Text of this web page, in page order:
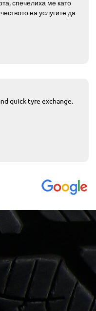
спечелиха ме като
на услугите да
quick tyre exchange.